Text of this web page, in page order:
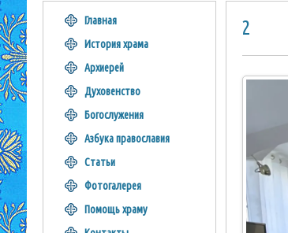
2
Главная
История храма
Архиерей
Духовенство
Богослужения
Азбука православия
Статьи
Фотогалерея
Помощь храму